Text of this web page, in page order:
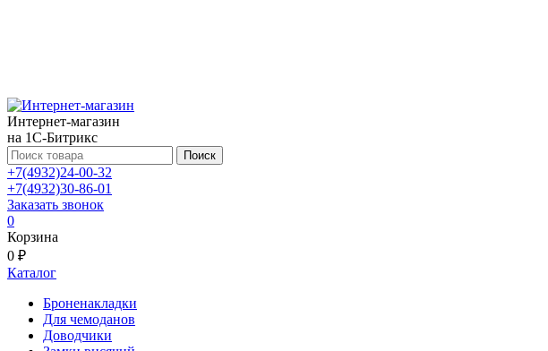
Интернет-магазин
на 1С-Битрикс
Поиск
+7(4932)24-00-32
+7(4932)30-86-01
Заказать звонок
0
Корзина
0 ₽
Каталог
Броненакладки
Для чемоданов
Доводчики